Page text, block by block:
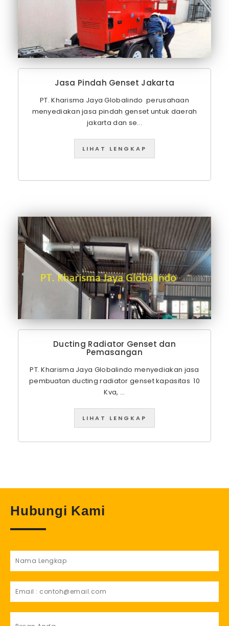
Jasa Pindah Genset Jakarta
PT. Kharisma Jaya Globalindo perusahaan
menyediakan jasa pindah genset untuk daerah
jakarta dan se...
LIHAT LENGKAP
Ducting Radiator Genset dan
Pemasangan
PT. Kharisma Jaya Globalindo menyediakan jasa
pembuatan ducting radiator genset kapasitas 10
Kva, ...
LIHAT LENGKAP
Hubungi Kami